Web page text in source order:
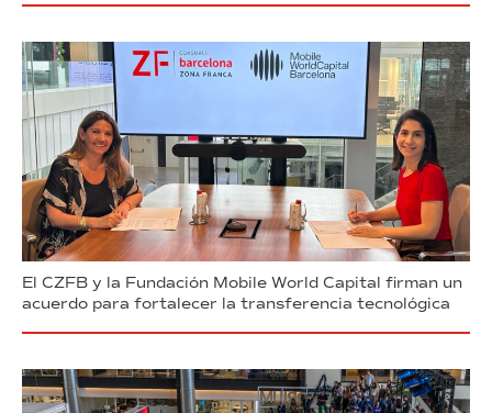
El CZFB y la Fundación Mobile World Capital firman un
acuerdo para fortalecer la transferencia tecnológica